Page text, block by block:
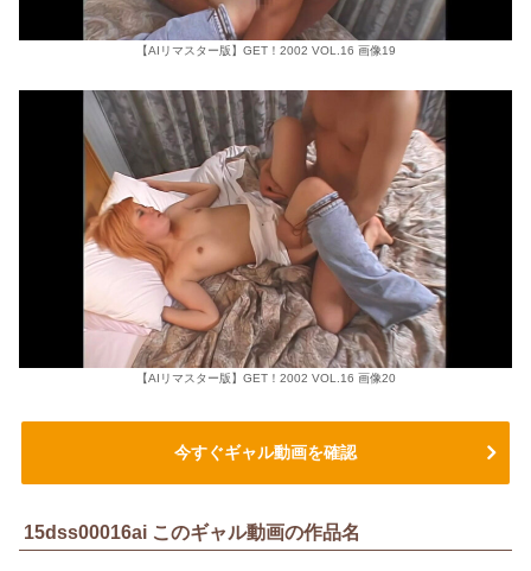
【AIリマスター版】GET！2002 VOL.16 画像19
【AIリマスター版】GET！2002 VOL.16 画像20
今すぐギャル動画を確認
15dss00016ai このギャル動画の作品名